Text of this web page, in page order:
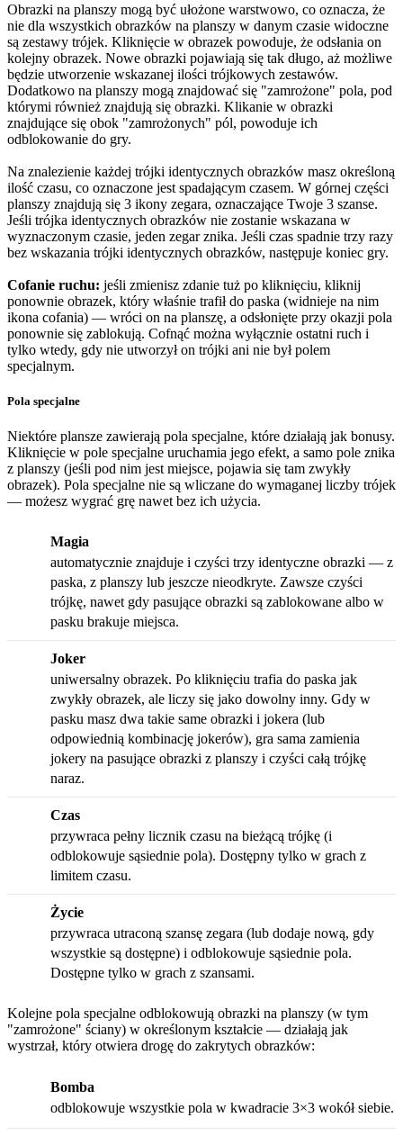
Obrazki na planszy mogą być ułożone warstwowo, co oznacza, że
nie dla wszystkich obrazków na planszy w danym czasie widoczne
są zestawy trójek. Kliknięcie w obrazek powoduje, że odsłania on
kolejny obrazek. Nowe obrazki pojawiają się tak długo, aż możliwe
będzie utworzenie wskazanej ilości trójkowych zestawów.
Dodatkowo na planszy mogą znajdować się "zamrożone" pola, pod
którymi również znajdują się obrazki. Klikanie w obrazki
znajdujące się obok "zamrożonych" pól, powoduje ich
odblokowanie do gry.
Na znalezienie każdej trójki identycznych obrazków masz określoną
ilość czasu, co oznaczone jest spadającym czasem. W górnej części
planszy znajdują się 3 ikony zegara, oznaczające Twoje 3 szanse.
Jeśli trójka identycznych obrazków nie zostanie wskazana w
wyznaczonym czasie, jeden zegar znika. Jeśli czas spadnie trzy razy
bez wskazania trójki identycznych obrazków, następuje koniec gry.
Cofanie ruchu: jeśli zmienisz zdanie tuż po kliknięciu, kliknij
ponownie obrazek, który właśnie trafił do paska (widnieje na nim
ikona cofania) — wróci on na planszę, a odsłonięte przy okazji pola
ponownie się zablokują. Cofnąć można wyłącznie ostatni ruch i
tylko wtedy, gdy nie utworzył on trójki ani nie był polem
specjalnym.
Pola specjalne
Niektóre plansze zawierają pola specjalne, które działają jak bonusy.
Kliknięcie w pole specjalne uruchamia jego efekt, a samo pole znika
z planszy (jeśli pod nim jest miejsce, pojawia się tam zwykły
obrazek). Pola specjalne nie są wliczane do wymaganej liczby trójek
— możesz wygrać grę nawet bez ich użycia.
Magia
automatycznie znajduje i czyści trzy identyczne obrazki — z
paska, z planszy lub jeszcze nieodkryte. Zawsze czyści
trójkę, nawet gdy pasujące obrazki są zablokowane albo w
pasku brakuje miejsca.
Joker
uniwersalny obrazek. Po kliknięciu trafia do paska jak
zwykły obrazek, ale liczy się jako dowolny inny. Gdy w
pasku masz dwa takie same obrazki i jokera (lub
odpowiednią kombinację jokerów), gra sama zamienia
jokery na pasujące obrazki z planszy i czyści całą trójkę
naraz.
Czas
przywraca pełny licznik czasu na bieżącą trójkę (i
odblokowuje sąsiednie pola). Dostępny tylko w grach z
limitem czasu.
Życie
przywraca utraconą szansę zegara (lub dodaje nową, gdy
wszystkie są dostępne) i odblokowuje sąsiednie pola.
Dostępne tylko w grach z szansami.
Kolejne pola specjalne odblokowują obrazki na planszy (w tym
"zamrożone" ściany) w określonym kształcie — działają jak
wystrzał, który otwiera drogę do zakrytych obrazków:
Bomba
odblokowuje wszystkie pola w kwadracie 3×3 wokół siebie.